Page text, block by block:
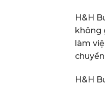
H&H
không
làm
H&H